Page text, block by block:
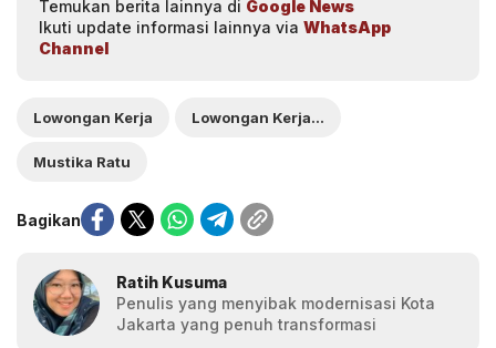
Temukan berita lainnya di Google News
Ikuti update informasi lainnya via WhatsApp
Channel
Lowongan Kerja Lowongan Kerja Mustika Ratu
Mustika Ratu
Bagikan
Ratih Kusuma
Penulis yang menyibak modernisasi Kota
Jakarta yang penuh transformasi